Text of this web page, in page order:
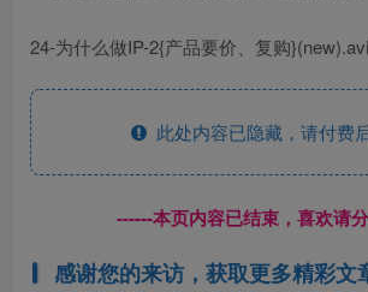
24-为什么做IP-2{产品要价、复购}(new).avi
此处内容已隐藏，请付费
------本页内容已结束，喜欢请
感谢您的来访，获取更多精彩文